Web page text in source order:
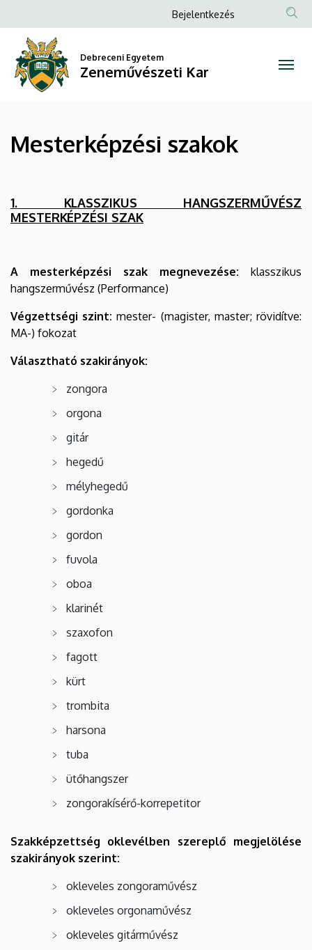
szakok
Zeneművészeti
a
tartalomra
Anonim
menüje
Bejelentkezés
Debreceni Egyetem
Zeneművészeti Kar
Mesterképzési szakok
1. KLASSZIKUS HANGSZERMŰVÉSZ
MESTERKÉPZÉSI SZAK
A mesterképzési szak megnevezése: klasszikus
hangszerművész (Performance)
Végzettségi szint: mester- (magister, master; rövidítve:
MA-) fokozat
Választható szakirányok:
zongora
orgona
gitár
hegedű
mélyhegedű
gordonka
gordon
fuvola
oboa
klarinét
szaxofon
fagott
kürt
trombita
harsona
tuba
ütőhangszer
zongorakísérő-korrepetitor
Szakképzettség oklevélben szereplő megjelölése
szakirányok szerint:
okleveles zongoraművész
okleveles orgonaművész
okleveles gitárművész